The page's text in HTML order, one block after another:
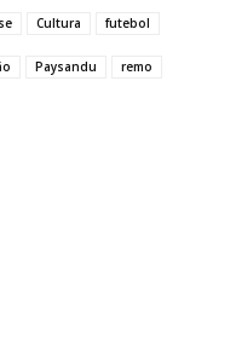
Cultura futebol
Paysandu remo